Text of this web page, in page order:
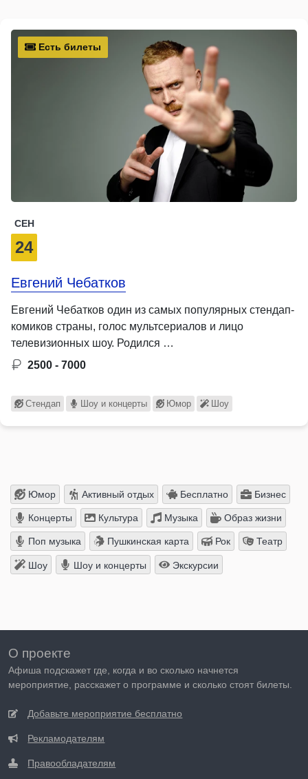
Есть билеты
СЕН
24
Евгений Чебатков
Евгений Чебатков один из самых популярных стендап-
комиков страны, голос мультсериалов и лицо
телевизионных шоу. Родился …
2500 - 7000
Стендап Шоу и концерты Юмор Шоу
Юмор Активный отдых Бесплатно Бизнес
Концерты Культура Музыка Образ жизни
Поп музыка Пушкинская карта Рок Театр
Шоу Шоу и концерты Экскурсии
О проекте
Афиша подскажет где, когда и во сколько начнется
мероприятие, расскажет о программе и сколько стоят билеты.
Добавьте мероприятие бесплатно
Рекламодателям
Правообладателям